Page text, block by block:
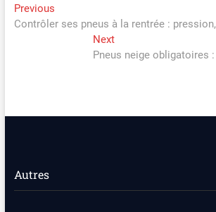
Navigation
de
PreviousPrevious
post:
Contrôler ses pneus à la rentrée :
NextNext
post:
Pneus neige obligatoires
Autres